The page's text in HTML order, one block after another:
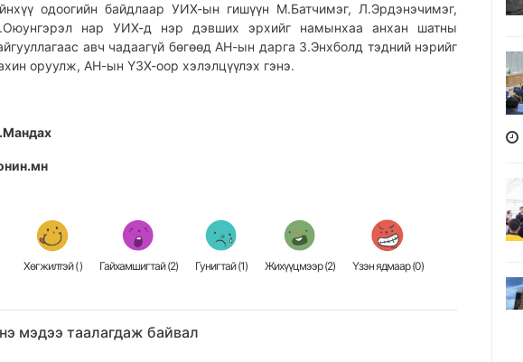
одоогийн байдлаар УИХ-ын гишүүн М.Батчимэг, Л.Эрдэнэчимэг,
нар УИХ-д нэр дэвших эрхийг намынхаа анхан шатны
авч чадаагүй бөгөөд АН-ын дарга З.Энхболд тэдний нэрийг
оруулж, АН-ын ҮЗХ-оор хэлэлцүүлэх гэнэ.
Хөгжилтэй () Гайхамшигтай (2) Гунигтай (1) Жихүүцмээр (2) Үзэн ядмаар (0)
мэдээ таалагдаж байвал